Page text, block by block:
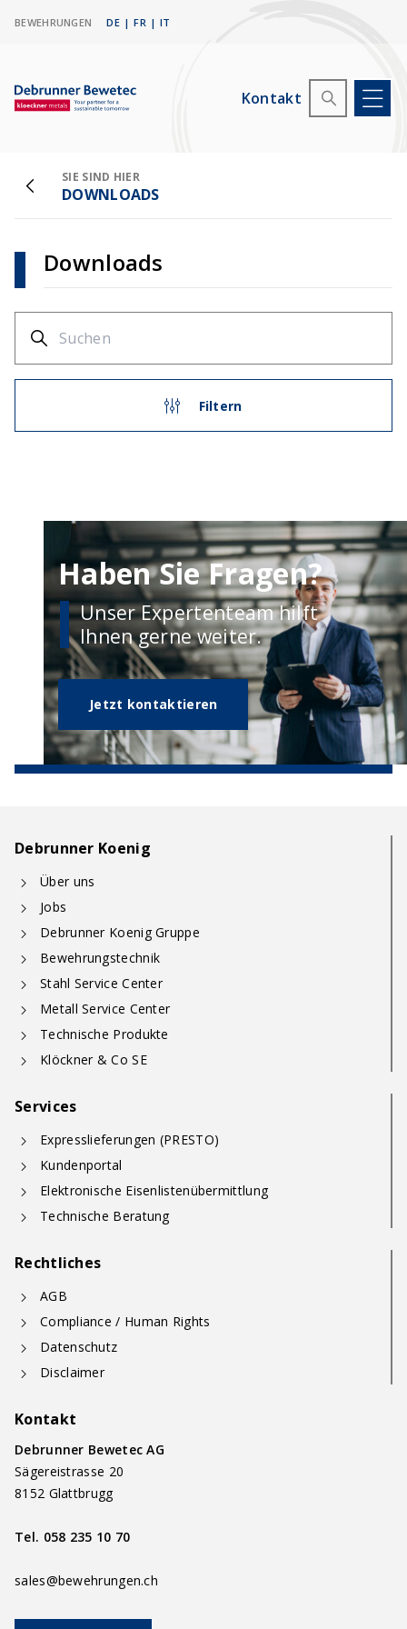
BEWEHRUNGEN IT
|
FR
|
DE
Kontakt
SIE SIND HIER
DOWNLOADS
Downloads
Filtern
Haben Sie Fragen?
Unser Expertenteam hilft
Ihnen gerne weiter.
Jetzt kontaktieren
Debrunner Koenig
Über uns
Jobs
Debrunner Koenig Gruppe
Bewehrungstechnik
Stahl Service Center
Metall Service Center
Technische Produkte
Klöckner & Co SE
Services
Expresslieferungen (PRESTO)
Kundenportal
Elektronische Eisenlistenübermittlung
Technische Beratung
Rechtliches
AGB
Compliance / Human Rights
Datenschutz
Disclaimer
Kontakt
Debrunner Bewetec AG
Sägereistrasse 20
8152 Glattbrugg
Tel. 058 235 10 70
sales@bewehrungen.ch